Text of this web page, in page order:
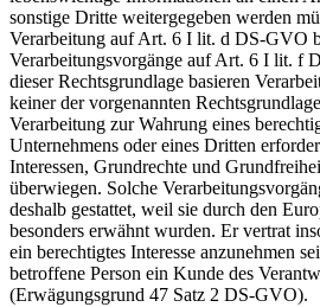
sonstige Dritte weitergegeben werden
Verarbeitung auf Art. 6 I lit. d DS-GVO
Verarbeitungsvorgänge auf Art. 6 I lit. f
dieser Rechtsgrundlage basieren
keiner der vorgenannten
Verarbeitung zur Wahrung eines
Unternehmens oder eines Dritten
Interessen, Grundrechte und
überwiegen. Solche
deshalb gestattet, weil sie durch den
besonders erwähnt wurden. Er vertrat
ein berechtigtes Interesse anzunehmen
betroffene Person ein Kunde des
(Erwägungsgrund 47 Satz 2 DS-GVO).